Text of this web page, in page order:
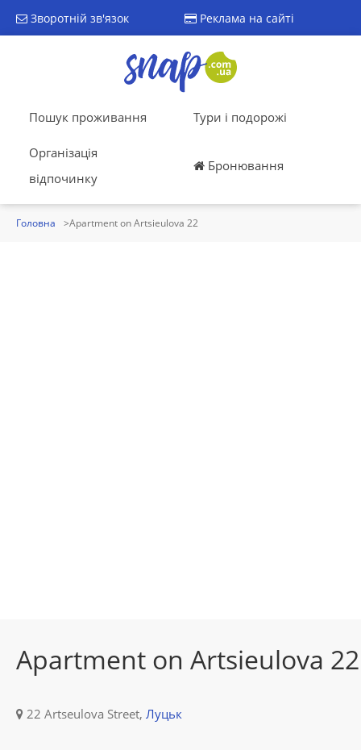
Зворотній зв'язок Реклама на сайті
Пошук проживання Тури і подорожі
Організація
відпочинку
Бронювання
Головна Apartment on Artsieulova 22
Apartment on Artsieulova 22
22 Artseulova Street, Луцьк